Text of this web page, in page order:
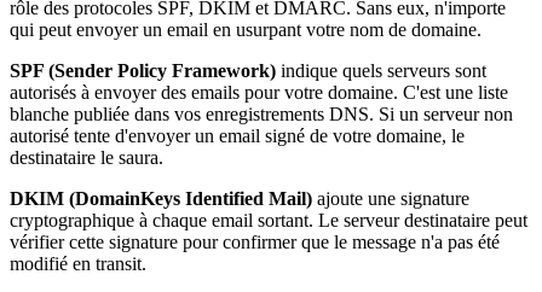
rôle des protocoles SPF, DKIM et DMARC. Sans eux, n'importe
qui peut envoyer un email en usurpant votre nom de domaine.
SPF (Sender Policy Framework) indique quels serveurs sont
autorisés à envoyer des emails pour votre domaine. C'est une liste
blanche publiée dans vos enregistrements DNS. Si un serveur non
autorisé tente d'envoyer un email signé de votre domaine, le
destinataire le saura.
DKIM (DomainKeys Identified Mail) ajoute une signature
cryptographique à chaque email sortant. Le serveur destinataire peut
vérifier cette signature pour confirmer que le message n'a pas été
modifié en transit.